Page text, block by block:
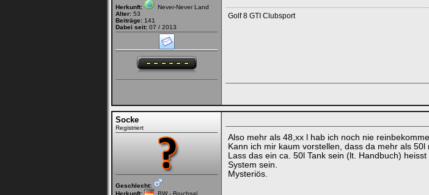
Herkunft:
Never-Never Land
Alter: 53
Beiträge: 141
Dabei seit: 07 / 2013
Golf 8 GTI Clubsport
Socke
Registriert
Geschlecht:
Herkunft:
BW - Bruchsal
Also mehr als 48,xx l hab ich noch nie
Kann ich mir kaum vorstellen, dass da mehr als 50l
Lass das ein ca. 50l Tank sein (lt. Handbuch)
System sein.
Mysteriös.